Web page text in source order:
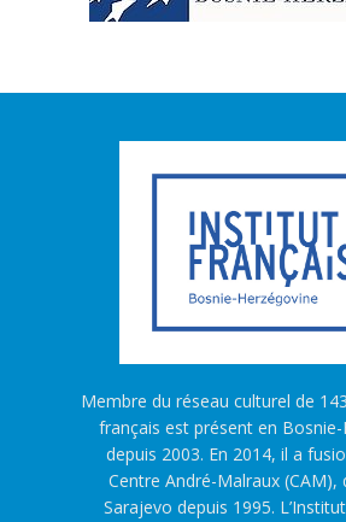
Membre du réseau culturel de
français est présent en
depuis 2003. En 2014, il a
Centre André-Malraux (CAM),
Sarajevo depuis 1995.